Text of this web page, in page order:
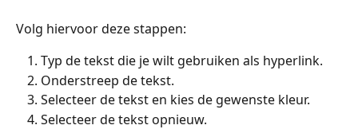
Volg hiervoor deze stappen:
Typ de tekst die je wilt gebruiken als hyperlink.
Onderstreep de tekst.
Selecteer de tekst en kies de gewenste kleur.
Selecteer de tekst opnieuw.